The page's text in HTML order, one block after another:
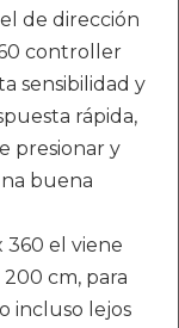
de dirección
controller
sensibilidad y
rápida,
presionar y
buena
360 el viene
cm, para
incluso lejos